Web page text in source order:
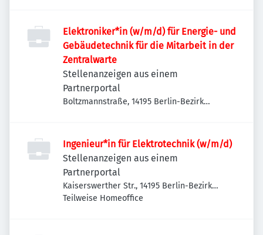
Elektroniker*in (w/m/d) für Energie- und
Gebäudetechnik für die Mitarbeit in der
Zentralwarte
Stellenanzeigen aus einem
Partnerportal
Boltzmannstraße, 14195 Berlin-Bezirk
Ingenieur*in für Elektrotechnik (w/m/d)
Stellenanzeigen aus einem
Partnerportal
Kaiserswerther Str., 14195 Berlin-Bezirk
Steglitz-Zehlendorf, Deutschland
Teilweise Homeoffice